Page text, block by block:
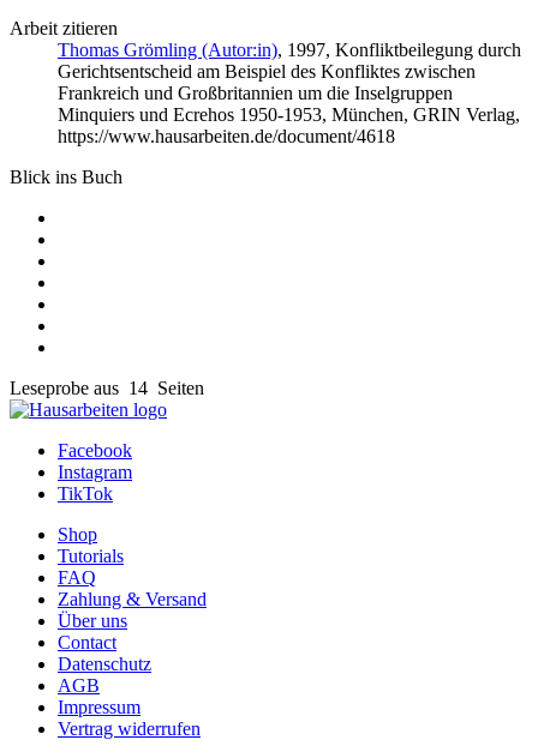
Arbeit zitieren
Thomas Grömling (Autor:in), 1997, Konfliktbeilegung durch
Gerichtsentscheid am Beispiel des Konfliktes zwischen
Frankreich und Großbritannien um die Inselgruppen
Minquiers und Ecrehos 1950-1953, München, GRIN Verlag,
https://www.hausarbeiten.de/document/4618
Blick ins Buch
Leseprobe aus 14 Seiten
Facebook
Instagram
TikTok
Shop
Tutorials
FAQ